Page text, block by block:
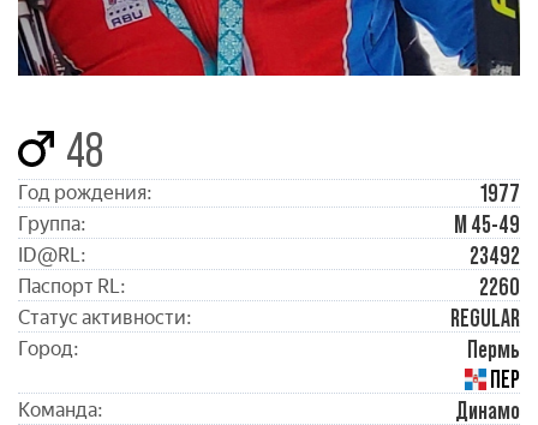
48
Год рождения: 1977
Группа: М 45-49
ID@RL: 23492
Паспорт RL: 2260
Статус активности: REGULAR
Город:
Пермь
ПЕР
Команда: Динамо